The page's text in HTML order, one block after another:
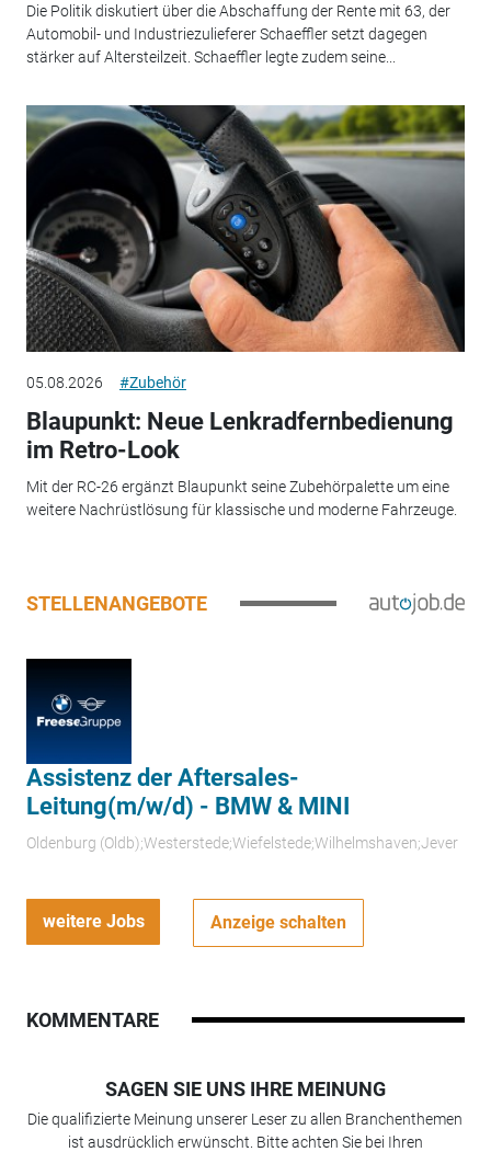
Die Politik diskutiert über die Abschaffung der Rente mit 63, der
Automobil- und Industriezulieferer Schaeffler setzt dagegen
stärker auf Altersteilzeit. Schaeffler legte zudem seine...
05.08.2026 #Zubehör
Blaupunkt: Neue Lenkradfernbedienung
im Retro-Look
Mit der RC-26 ergänzt Blaupunkt seine Zubehörpalette um eine
weitere Nachrüstlösung für klassische und moderne Fahrzeuge.
STELLENANGEBOTE
Assistenz der Aftersales-
Leitung(m/w/d) - BMW & MINI
Oldenburg (Oldb);Westerstede;Wiefelstede;Wilhelmshaven;Jever
weitere Jobs Anzeige schalten
KOMMENTARE
SAGEN SIE UNS IHRE MEINUNG
Die qualifizierte Meinung unserer Leser zu allen Branchenthemen
ist ausdrücklich erwünscht. Bitte achten Sie bei Ihren